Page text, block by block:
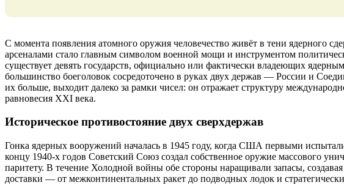
С момента появления атомного оружия человечество живёт в тени ядерного
арсеналами стало главным символом военной мощи и инструментом
существует девять государств, официально или фактически владеющих
большинство боеголовок сосредоточено в руках двух держав — России и
их больше, выходит далеко за рамки чисел: он отражает структуру
равновесия XXI века.
Историческое противостояние двух сверхдержав
Гонка ядерных вооружений началась в 1945 году, когда США первыми
концу 1940-х годов Советский Союз создал собственное оружие массового
паритету. В течение Холодной войны обе стороны наращивали запасы,
доставки — от межконтинентальных ракет до подводных лодок и